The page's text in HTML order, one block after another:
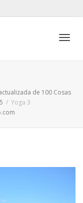
de 100 Cosas
Yoga 3